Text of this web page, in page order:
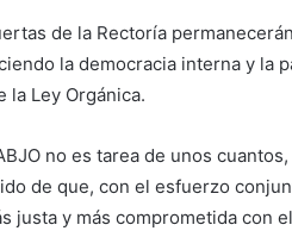
de la Rectoría
la democracia interna y la
la Ley Orgánica.
no es tarea de unos
de que, con el esfuerzo
justa y más comprometida con